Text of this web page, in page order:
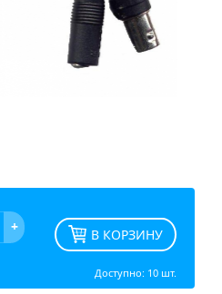
+ В КОРЗИНУ
Доступно: 10 шт.